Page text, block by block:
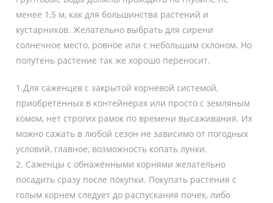
менее 1,5 м, как для большинства растений и
кустарников. Желательно выбрать для сирени
солнечное место, ровное или с небольшим склоном. Но
полутень растение так же хорошо переносит.
1.Для саженцев с закрытой корневой системой,
приобретённых в контейнерах или просто с земляным
комом, нет строгих рамок по времени высаживания. Их
можно сажать в любой сезон не зависимо от погодных
условий, главное, возможность копать лунки.
2. Саженцы с обнажёнными корнями желательно
посадить сразу после покупки. Покупать растения с
голым корнем следует до распускания почек, либо